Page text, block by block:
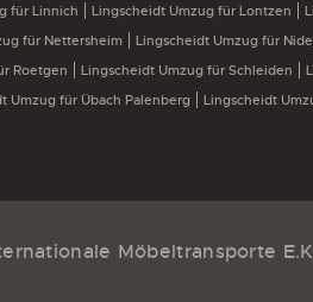
für Linnich Lingscheidt Umzug für Lontzen
für Nettersheim Lingscheidt Umzug für
Roetgen Lingscheidt Umzug für Schleiden
Umzug für Übach Palenberg Lingscheidt
Möbeltransporte